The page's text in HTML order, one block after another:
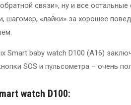
связи», ну и все
шагомер, «лайки» за хорошее
Smart baby watch D100 (A16)
SOS и пульсометра – очень
watch D100: